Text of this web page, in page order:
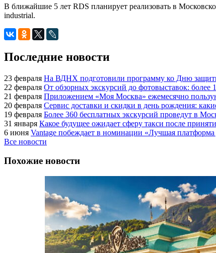
В ближайшие 5 лет RDS планирует реализовать в
industrial.
Последние новости
23 февраля На ВДНХ подготовили программу ко Дню
22 февраля От обзорных экскурсий до фотовыставок: более
21 февраля Приложением «Моя Москва» ежемесячно
20 февраля Сервис доставки и скидки в день рождения:
19 февраля Более 360 бесплатных экскурсий проведут в
31 января Какое будущее ожидает сферу такси после
6 июня Vantage побеждает в номинации «Лучшая
Все новости
Похожие новости